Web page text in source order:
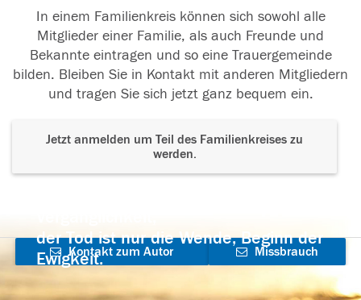
In einem Familienkreis können sich sowohl alle
Mitglieder einer Familie, als auch Freunde und
Bekannte eintragen und so eine Trauergemeinde
bilden. Bleiben Sie in Kontakt mit anderen Mitgliedern
und tragen Sie sich jetzt ganz bequem ein.
Jetzt anmelden um Teil des Familienkreises zu
werden.
der Tod ist nur die Wende, Beginn der
Ewigkeit.
Kontakt zum Autor
aufnehmen
Missbrauch